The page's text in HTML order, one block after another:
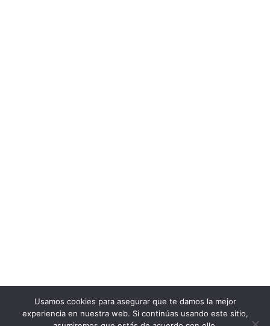
Usamos cookies para asegurar que te damos la mejor
experiencia en nuestra web. Si continúas usando este sitio,